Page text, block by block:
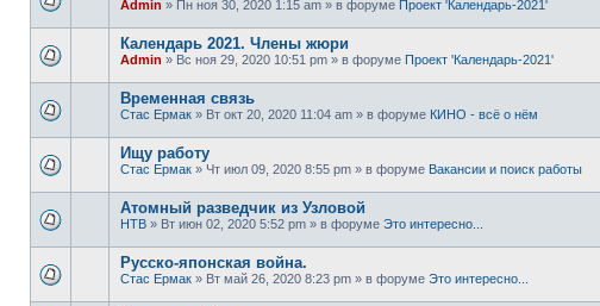
Admin » Пн ноя 30, 2020 1:15 am » в форуме Проект 'Календарь-2021'
Календарь 2021. Члены жюри
Admin » Вс ноя 29, 2020 10:51 pm » в форуме Проект 'Календарь-2021'
Временная связь
Стас Ермак » Вт окт 20, 2020 11:04 am » в форуме КИНО - всё о нём
Ищу работу
Стас Ермак » Чт июл 09, 2020 8:55 pm » в форуме Вакансии и поиск работы
Атомный разведчик из Узловой
НТВ » Вт июн 02, 2020 5:52 pm » в форуме Это интересно...
Русско-японская война.
Стас Ермак » Вт май 26, 2020 8:23 pm » в форуме Это интересно...